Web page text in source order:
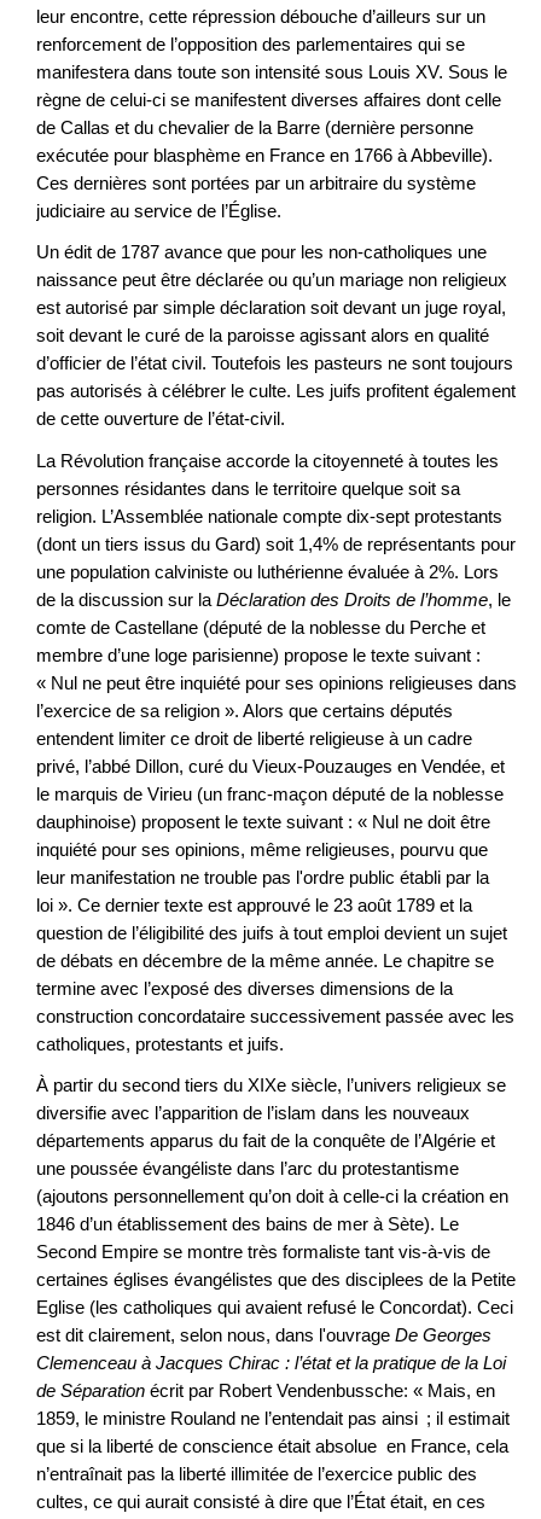
leur encontre, cette répression débouche d’ailleurs sur un
renforcement de l’opposition des parlementaires qui se
manifestera dans toute son intensité sous Louis XV. Sous le
règne de celui-ci se manifestent diverses affaires dont celle
de Callas et du chevalier de la Barre (dernière personne
exécutée pour blasphème en France en 1766 à Abbeville).
Ces dernières sont portées par un arbitraire du système
judiciaire au service de l’Église.
Un édit de 1787 avance que pour les non-catholiques une
naissance peut être déclarée ou qu’un mariage non religieux
est autorisé par simple déclaration soit devant un juge royal,
soit devant le curé de la paroisse agissant alors en qualité
d’officier de l’état civil. Toutefois les pasteurs ne sont toujours
pas autorisés à célébrer le culte. Les juifs profitent également
de cette ouverture de l’état-civil.
La Révolution française accorde la citoyenneté à toutes les
personnes résidantes dans le territoire quelque soit sa
religion. L’Assemblée nationale compte dix-sept protestants
(dont un tiers issus du Gard) soit 1,4% de représentants pour
une population calviniste ou luthérienne évaluée à 2%. Lors
de la discussion sur la Déclaration des Droits de l’homme, le
comte de Castellane (député de la noblesse du Perche et
membre d’une loge parisienne) propose le texte suivant :
« Nul ne peut être inquiété pour ses opinions religieuses dans
l’exercice de sa religion ». Alors que certains députés
entendent limiter ce droit de liberté religieuse à un cadre
privé, l’abbé Dillon, curé du Vieux-Pouzauges en Vendée, et
le marquis de Virieu (un franc-maçon député de la noblesse
dauphinoise) proposent le texte suivant : « Nul ne doit être
inquiété pour ses opinions, même religieuses, pourvu que
leur manifestation ne trouble pas l'ordre public établi par la
loi ». Ce dernier texte est approuvé le 23 août 1789 et la
question de l’éligibilité des juifs à tout emploi devient un sujet
de débats en décembre de la même année. Le chapitre se
termine avec l’exposé des diverses dimensions de la
construction concordataire successivement passée avec les
catholiques, protestants et juifs.
À partir du second tiers du XIXe siècle, l’univers religieux se
diversifie avec l’apparition de l’islam dans les nouveaux
départements apparus du fait de la conquête de l’Algérie et
une poussée évangéliste dans l’arc du protestantisme
(ajoutons personnellement qu’on doit à celle-ci la création en
1846 d’un établissement des bains de mer à Sète). Le
Second Empire se montre très formaliste tant vis-à-vis de
certaines églises évangélistes que des disciplees de la Petite
Eglise (les catholiques qui avaient refusé le Concordat). Ceci
est dit clairement, selon nous, dans l'ouvrage De Georges
Clemenceau à Jacques Chirac : l’état et la pratique de la Loi
de Séparation écrit par Robert Vendenbussche: « Mais, en
1859, le ministre Rouland ne l’entendait pas ainsi ; il estimait
que si la liberté de conscience était absolue en France, cela
n’entraînait pas la liberté illimitée de l’exercice public des
cultes, ce qui aurait consisté à dire que l’État était, en ces